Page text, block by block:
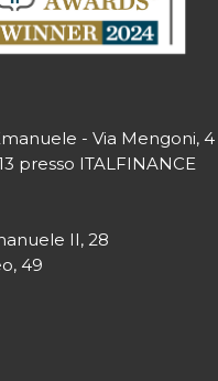
- Via Mengoni, 4
presso ITALFINANCE
II, 28
49